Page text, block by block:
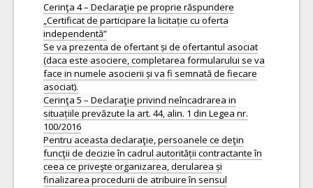
Cerinţa 4 – Declaraţie pe proprie răspundere
„Certificat de participare la licitație cu oferta
independentă”
Se va prezenta de ofertant și de ofertantul asociat
(daca este asociere, completarea formularului se va
face in numele asocierii și va fi semnată de fiecare
asociat).
Cerinţa 5 – Declaraţie privind neîncadrarea in
situațiile prevăzute la art. 44, alin. 1 din Legea nr.
100/2016
Pentru aceasta declaraţie, persoanele ce deţin
funcţii de decizie în cadrul autorității contractante în
ceea ce priveşte organizarea, derularea și
finalizarea procedurii de atribuire în sensul